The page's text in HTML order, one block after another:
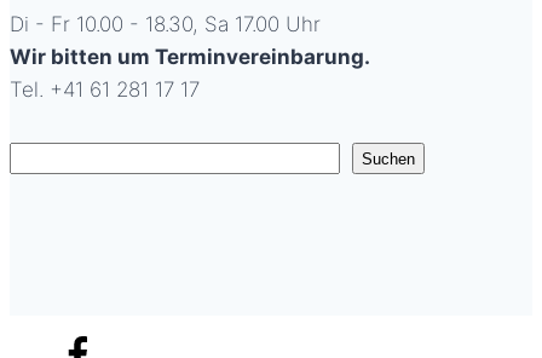
Di - Fr 10.00 - 18.30, Sa 17.00 Uhr
Wir bitten um Terminvereinbarung.
Tel. +41 61 281 17 17
Suchen